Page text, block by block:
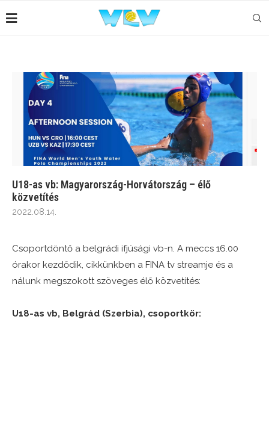
U18-as vb: Magyarország-Horvátország – élő
közvetítés
2022.08.14.
Csoportdöntő a belgrádi ifjúsági vb-n. A meccs 16.00
órakor kezdődik, cikkünkben a FINA tv streamje és a
nálunk megszokott szöveges élő közvetítés:
U18-as vb, Belgrád (Szerbia), csoportkör: